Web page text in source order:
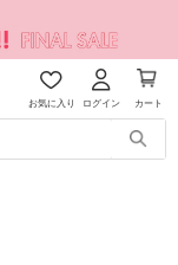
お気に入り ログイン カート